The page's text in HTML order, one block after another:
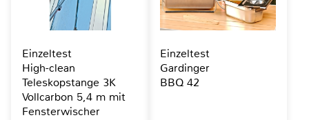
Einzeltest
High-clean
Teleskopstange 3K
Vollcarbon 5,4 m mit
Fensterwischer
Einzeltest
Gardinger
BBQ 42